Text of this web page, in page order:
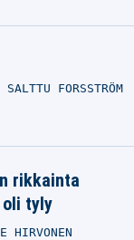
SALTTU FORSSTRÖM
rikkainta
tyly
HIRVONEN